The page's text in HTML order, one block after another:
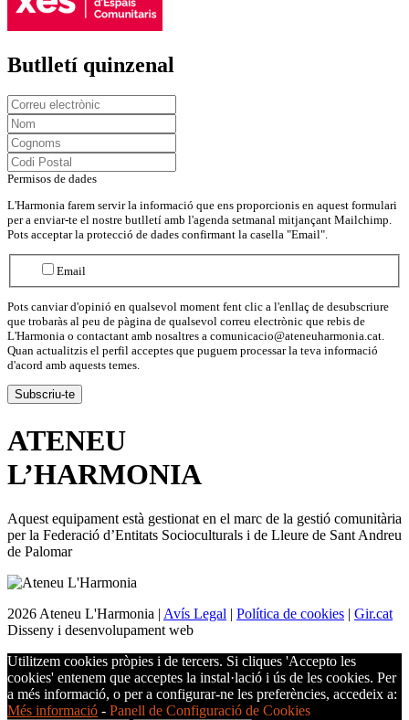
Butlletí quinzenal
Permisos de dades
L'Harmonia farem servir la informació que ens proporcionis en aquest formulari
per a enviar-te el nostre butlletí amb l'agenda setmanal mitjançant Mailchimp.
Pots acceptar la protecció de dades confirmant la casella "Email".
Email
Pots canviar d'opinió en qualsevol moment fent clic a l'enllaç de desubscriure
que trobaràs al peu de pàgina de qualsevol correu electrònic que rebis de
L'Harmonia o contactant amb nosaltres a comunicacio@ateneuharmonia.cat.
Quan actualitzis el perfil acceptes que puguem processar la teva informació
d'acord amb aquests temes.
ATENEU
L’HARMONIA
Aquest equipament està gestionat en el marc de la gestió comunitària
per la Federació d’Entitats Socioculturals i de Lleure de Sant Andreu
de Palomar
2026 Ateneu L'Harmonia | Avís Legal | Política de cookies | Gir.cat
Disseny i desenvolupament web
Utilitzem cookies pròpies i de tercers. Si cliques 'Accepto les
cookies' entenem que acceptes la instal·lació i ús de les cookies. Per
a més informació, o per a configurar-ne les preferències, accedeix a:
Més informació - Panell de Configuració de Cookies